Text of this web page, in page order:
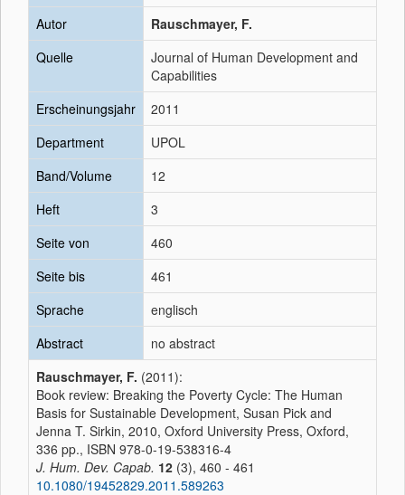
Autor
Rauschmayer, F.
Quelle
Journal of Human Development and
Capabilities
Erscheinungsjahr
2011
Department
UPOL
Band/Volume
12
Heft
3
Seite von
460
Seite bis
461
Sprache
englisch
Abstract
no abstract
Rauschmayer, F. (2011):
Book review: Breaking the Poverty Cycle: The Human
Basis for Sustainable Development, Susan Pick and
Jenna T. Sirkin, 2010, Oxford University Press, Oxford,
336 pp., ISBN 978-0-19-538316-4
J. Hum. Dev. Capab. 12 (3), 460 - 461
10.1080/19452829.2011.589263